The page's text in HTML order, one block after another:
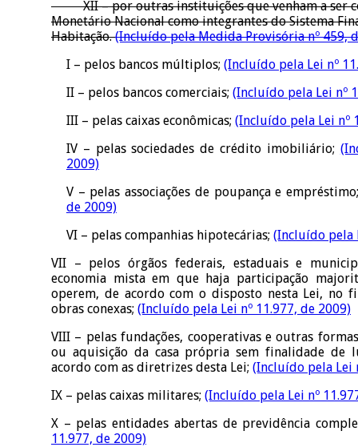
XII – por outras instituições que venham a ser
Monetário Nacional como integrantes do Sistema
Habitação.(Incluído pela Medida Provisória nº 459,
I – pelos bancos múltiplos; (Incluído pela Lei nº
II – pelos bancos comerciais; (Incluído pela Lei nº
III – pelas caixas econômicas; (Incluído pela Lei nº
IV – pelas sociedades de crédito imobiliário;
2009)
V – pelas associações de poupança e
de 2009)
VI – pelas companhias hipotecárias; (Incluído pela
VII – pelos órgãos federais, estaduais e
economia mista em que haja participação
operem, de acordo com o disposto nesta Lei, no
obras conexas; (Incluído pela Lei nº 11.977, de 2009)
VIII – pelas fundações, cooperativas e outras
ou aquisição da casa própria sem finalidade de
acordo com as diretrizes desta Lei; (Incluído pela Lei
IX – pelas caixas militares; (Incluído pela Lei nº
X – pelas entidades abertas de previdência
11.977, de 2009)